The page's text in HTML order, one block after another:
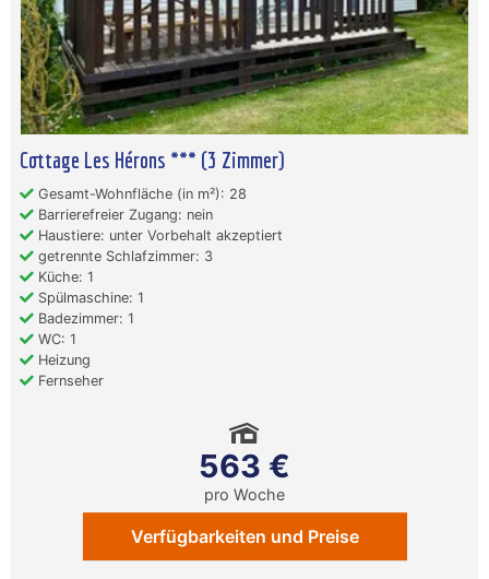
Cottage Les Hérons *** (3 Zimmer)
Gesamt-Wohnfläche (in m²): 28
Barrierefreier Zugang: nein
Haustiere: unter Vorbehalt akzeptiert
getrennte Schlafzimmer: 3
Küche: 1
Spülmaschine: 1
Badezimmer: 1
WC: 1
Heizung
Fernseher
563 €
pro Woche
Verfügbarkeiten und Preise